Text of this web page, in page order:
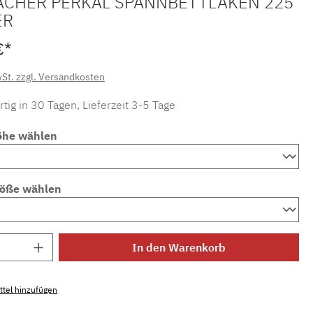
zzgl. Versandkosten
in 30 Tagen, Lieferzeit 3-5 Tage
wählen
wählen
Anzahl: Gib den gewünschten Wert ein
In den Warenkorb
hinzufügen